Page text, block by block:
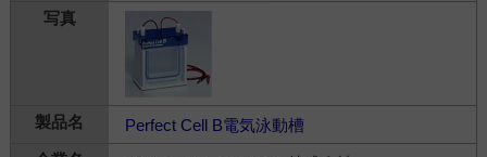
Perfect Cell B電気泳動槽